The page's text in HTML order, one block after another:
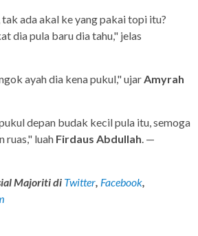
ada akal ke yang pakai topi itu?
dia pula baru dia tahu," jelas
ayah dia kena pukul," ujarAmyrah
depan budak kecil pula itu, semoga
ruas," luah Firdaus Abdullah. —
Majoriti di Twitter, Facebook,